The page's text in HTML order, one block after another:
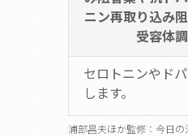
ニン再取り込み
受容体調
セロトニンやド
します。
浦部昌夫ほか監修：今日の